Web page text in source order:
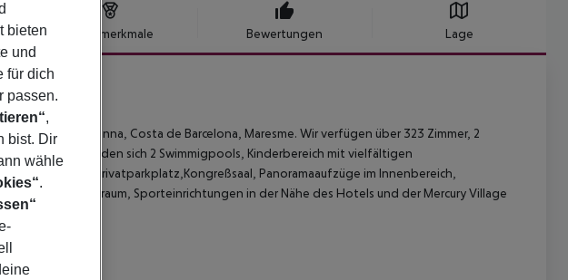
Hotelmerkmale Bewertungen Lage
Santa Susanna, Costa de Barcelona, Maresme. Wir verfügen über 323 Zimmer, 2
Im Hotel befinden sich 2 Swimmigpools, Kinderbereich mit vielfältigen
Freizeitbreich, Privatparkplatz,Kongreßsaal, Panoramaaufzüge im Innenbereich,
Fitnessraum, Sporteinrichtungen in der Nähe des Hotels und der Mercury Village
bieten
und
für dich
passen.
,
bist. Dir
wähle
.